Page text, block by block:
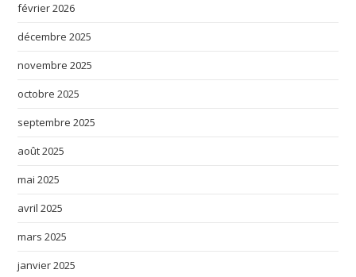
février 2026
décembre 2025
novembre 2025
octobre 2025
septembre 2025
août 2025
mai 2025
avril 2025
mars 2025
janvier 2025